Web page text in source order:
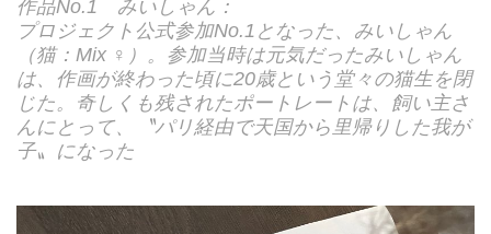
作品No.1 みいしゃん：
プロジェクト公式参加No.1となった、みいしゃん
（猫：Mix ♀）。参加当時は元気だったみいしゃん
は、作画が終わった頃に20歳という堂々の猫生を閉
じた。奇しくも残されたポートレートは、飼い主さ
んにとって、〝パリ経由で天国から里帰りした我が
子〟になった